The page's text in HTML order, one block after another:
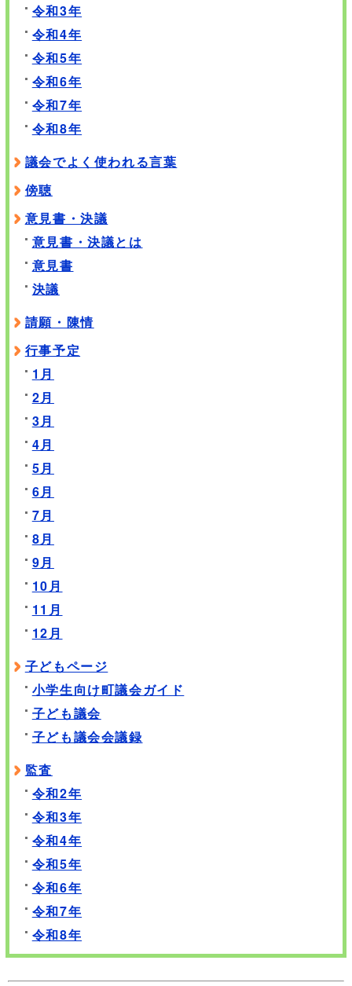
令和3年
令和4年
令和5年
令和6年
令和7年
令和8年
議会でよく使われる言葉
傍聴
意見書・決議
意見書・決議とは
意見書
決議
請願・陳情
行事予定
1月
2月
3月
4月
5月
6月
7月
8月
9月
10月
11月
12月
子どもページ
小学生向け町議会ガイド
子ども議会
子ども議会会議録
監査
令和2年
令和3年
令和4年
令和5年
令和6年
令和7年
令和8年